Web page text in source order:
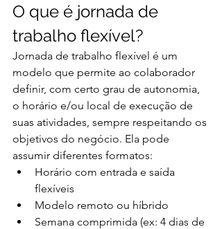
O que é jornada de
trabalho flexível?
Jornada de trabalho flexível é um
modelo que permite ao colaborador
definir, com certo grau de autonomia,
o horário e/ou local de execução de
suas atividades, sempre respeitando os
objetivos do negócio. Ela pode
assumir diferentes formatos:
Horário com entrada e saída
flexíveis
Modelo remoto ou híbrido
Semana comprimida (ex: 4 dias de